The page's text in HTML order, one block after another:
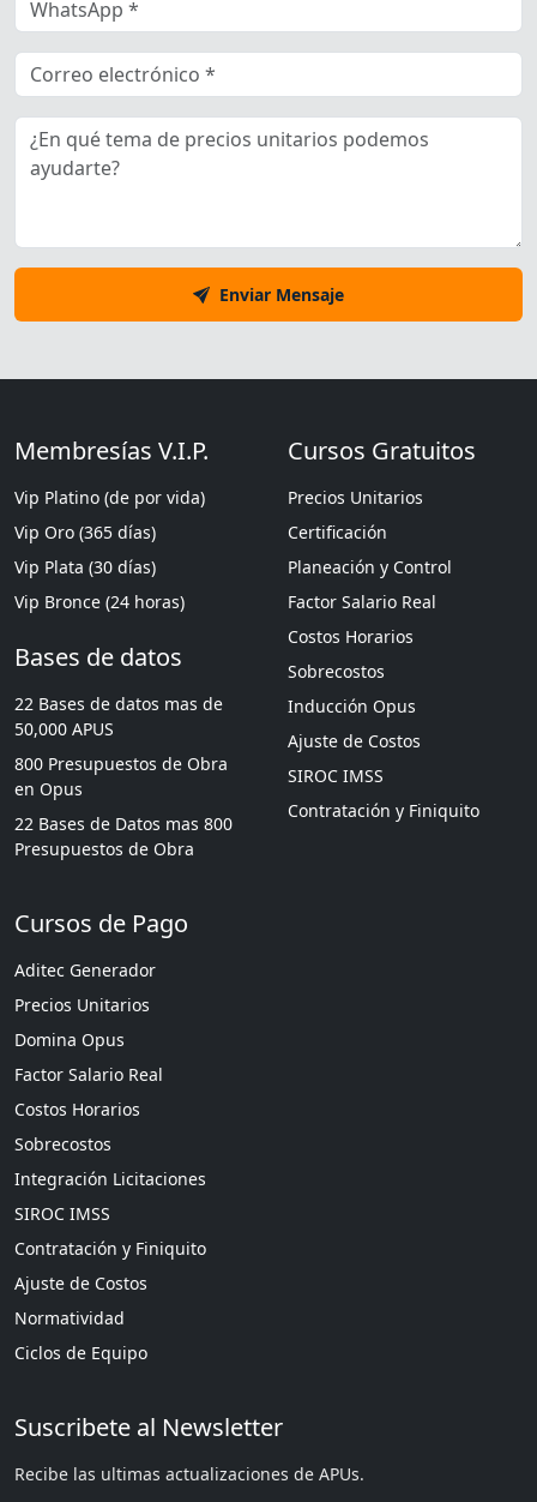
Enviar Mensaje
Membresías V.I.P.
Vip Platino (de por vida)
Vip Oro (365 días)
Vip Plata (30 días)
Vip Bronce (24 horas)
Bases de datos
22 Bases de datos mas de
50,000 APUS
800 Presupuestos de Obra
en Opus
22 Bases de Datos mas 800
Presupuestos de Obra
Cursos Gratuitos
Precios Unitarios
Certificación
Planeación y Control
Factor Salario Real
Costos Horarios
Sobrecostos
Inducción Opus
Ajuste de Costos
SIROC IMSS
Contratación y Finiquito
Cursos de Pago
Aditec Generador
Precios Unitarios
Domina Opus
Factor Salario Real
Costos Horarios
Sobrecostos
Integración Licitaciones
SIROC IMSS
Contratación y Finiquito
Ajuste de Costos
Normatividad
Ciclos de Equipo
Suscribete al Newsletter
Recibe las ultimas actualizaciones de APUs.